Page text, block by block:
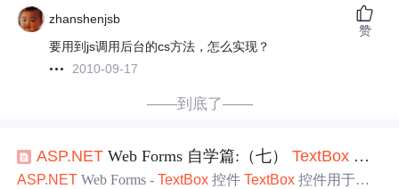
zhanshenjsb
要用到js调用后台的cs方法，怎么实现？
2010-09-17
赞
——到底了——
ASP.NET Web Forms 自学篇:（七）TextBox
ASP.NET Web Forms -TextBox 控件TextBox 控件用于创